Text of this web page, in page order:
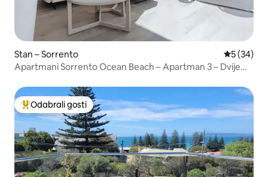
Stan – Sorrento Prosječna
5 (34)
Apartmani Sorrento Ocean Beach – Apartman 3 – Dvije
Među najviše rangiranima s oznakom „Odabrali gosti”
Odabrali gosti